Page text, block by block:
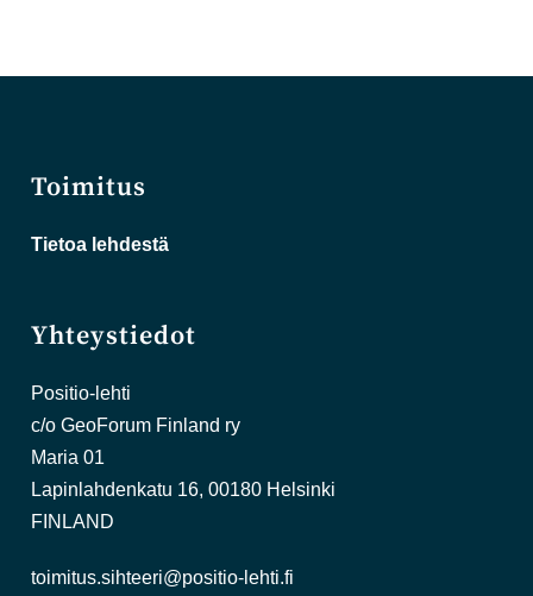
Toimitus
Tietoa lehdestä
Yhteystiedot
Positio-lehti
c/o GeoForum Finland ry
Maria 01
Lapinlahdenkatu 16, 00180 Helsinki
FINLAND
toimitus.sihteeri@positio-lehti.fi